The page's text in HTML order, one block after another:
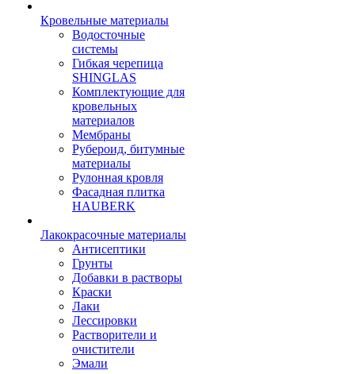
Кровельные материалы
Водосточные
системы
Гибкая черепица
SHINGLAS
Комплектующие для
кровельных
материалов
Мембраны
Рубероид, битумные
материалы
Рулонная кровля
Фасадная плитка
HAUBERK
Лакокрасочные материалы
Антисептики
Грунты
Добавки в растворы
Краски
Лаки
Лессировки
Растворители и
очистители
Эмали